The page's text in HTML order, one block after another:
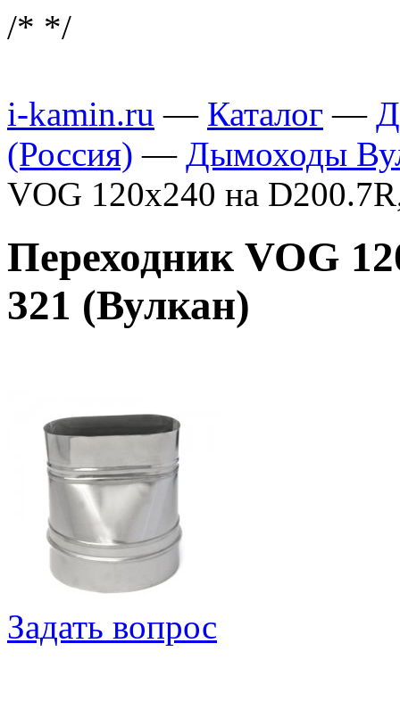
/* */
i-kamin.ru — Каталог —
(Россия) — Дымоходы
VOG 120х240 на
Переходник VOG
321 (Вулкан)
Задать вопрос